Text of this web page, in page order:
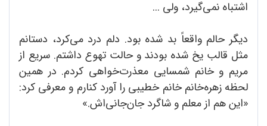
اشتباه نمی‌گیرد، ولی ...
دیگر حالم واقعاً بد شده بود. دلم درد می‌کرد، دستانم
مثل قالب یخ شده بودند و حالت تهوع داشتم. سریع از
مریم و خانم شمسایی معذرت‌‌خواهی کردم. در همین
لحظه زهره‌خانم خانم خطیبی را آورد کنارم و معرفی کرد:
«این هم از معلم و شاگرد جان‌جانی‌اش.»